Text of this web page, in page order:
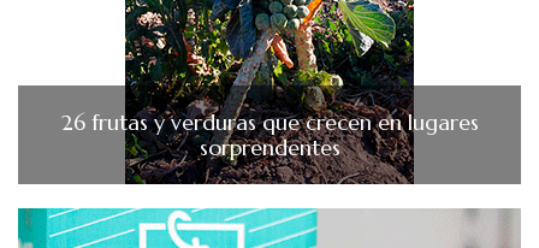
26 frutas y verduras que crecen en lugares
sorprendentes